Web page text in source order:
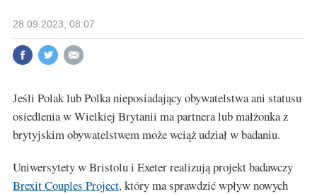
28.09.2023, 08:07
Jeśli Polak lub Polka nieposiadający obywatelstwa ani statusu
osiedlenia w Wielkiej Brytanii ma partnera lub małżonka z
brytyjskim obywatelstwem może wciąż udział w badaniu.
Uniwersytety w Bristolu i Exeter realizują projekt badawczy
Brexit Couples Project, który ma sprawdzić wpływ nowych